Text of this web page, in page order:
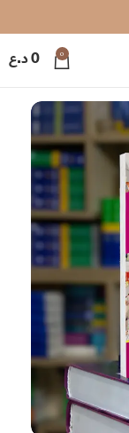
0
0د.ع